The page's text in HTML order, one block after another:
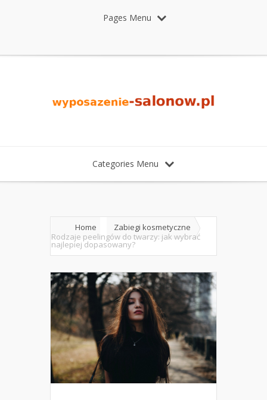
Pages Menu
Categories Menu
Home
Zabiegi kosmetyczne
Rodzaje peelingów do twarzy: jak wybrać
najlepiej dopasowany?